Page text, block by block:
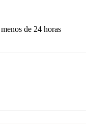
de 24 horas
propietario.
No te haremos ningún